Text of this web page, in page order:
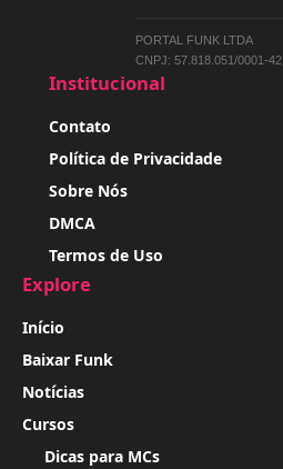
PORTAL FUNK LTDA
CNPJ: 57.818.051/0001-42
Institucional
Contato
Política de Privacidade
Sobre Nós
DMCA
Termos de Uso
Explore
Início
Baixar Funk
Notícias
Cursos
Dicas para MCs